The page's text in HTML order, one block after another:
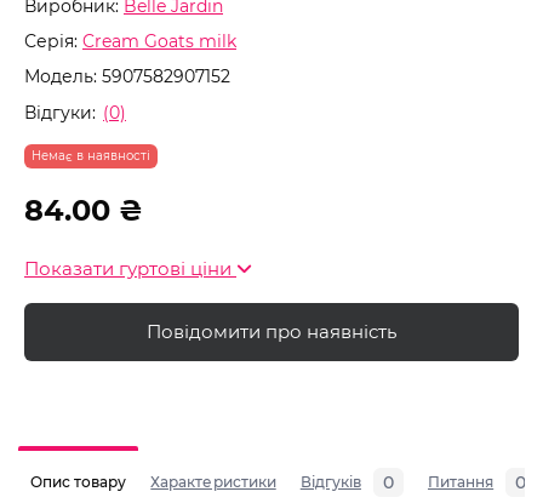
Виробник: Belle Jardin
Серія: Cream Goats milk
Модель: 5907582907152
Відгуки: (0)
Немає в наявності
84.00 ₴
Показати гуртові ціни
Повідомити про наявність
Опис товару Характеристики Відгуків 0 Питання 0